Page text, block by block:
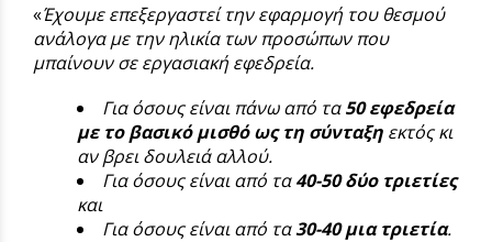
«Έχουμε επεξεργαστεί την εφαρμογή του θεσμού
ανάλογα με την ηλικία των προσώπων που
μπαίνουν σε εργασιακή εφεδρεία.
Για όσους είναι πάνω από τα50 εφεδρεία
με το βασικό μισθό ως τη σύνταξη εκτός κι
αν βρει δουλειά αλλού.
Για όσους είναι από τα40-50 δύο τριετίες
και
Για όσους είναι από τα30-40 μια τριετία.